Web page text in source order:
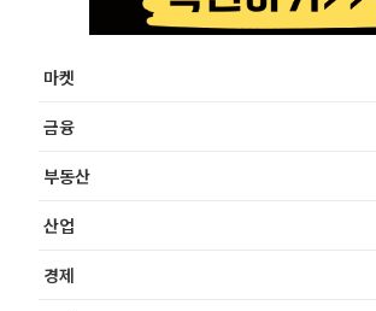
마켓
금융
부동산
산업
경제